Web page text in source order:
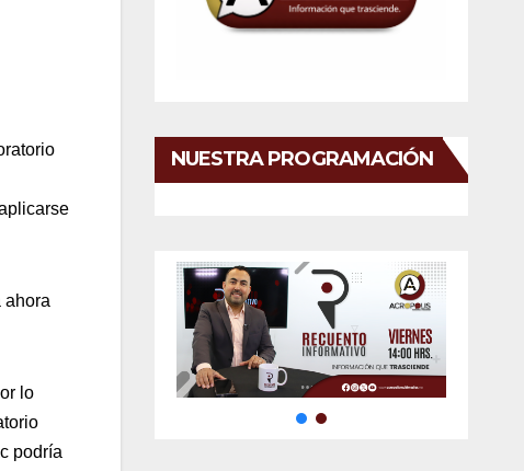
ahora
lo
podría
NUESTRA PROGRAMACIÓN